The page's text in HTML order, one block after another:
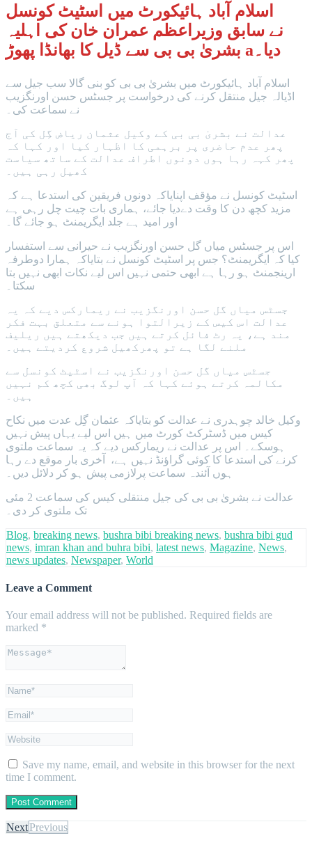
اسلام آباد ہائیکورٹ میں اسٹیٹ کونسل
نے سابق وزیراعظم عمران خان کی اہلیہ
بشریٰ بی بی سے ڈیل کا بھانڈا پھوڑ aدیا۔
اسلام آباد ہائیکورٹ میں بشریٰ بی بی کو بنی گالا سب جیل سے
اڈیالہ جیل منتقل کرنے کی درخواست پر جسٹس حسن اورنگزیب
نے سماعت کی۔
عدالت نے بشریٰ بی بی کے وکیل عثمان ریاض گِل کی آج
پھر عدم حاضری پر برہمی کا اظہار کیا اور کہا کہ
پھر کہہ رہا ہوں دونوں اطراف عدالت کے ساتھ سیاست
کھیل رہی ہیں۔
اسٹیٹ کونسل نے مؤقف اپنایاکہ دونوں فریقین کی استدعا ہے کہ
مزید کچھ دن کا وقت دےدیا جائے، ہماری بات چیت چل رہی ہے
اور امید ہے جلد ایگریمنٹ ہو جائے گا۔
اس پر جسٹس میاں گل حسن اورنگزیب نے حیرانی سے استفسار
کیا کہ ایگریمنٹ؟ جس پر اسٹیٹ کونسل نے بتایاکہ ہمارا دوطرفہ
ارینجمنٹ ہو رہا ہے ابھی حتمی نہیں اس لیے نکات ابھی نہیں بتا
سکتا۔
جسٹس میاں گل حسن اورنگزیب نے ریمارکس دیے کہ یہ
عدالت اس کیس کے زیرالتوا ہونے سے متعلق بہت فکر
مند ہے، یہ رٹ فائل کرتے ہیں جب دیکھتے ہیں ریلیف
ملنے لگا ہے تو پھرکھیل شروع کردیتے ہیں۔
جسٹس میاں گل حسن اورنگزیب نے اسٹیٹ کونسل سے
مکالمہ کرتے ہوئے کہا کہ آپ لوگ بھی کچھ کم نہیں
ہیں۔
وکیل خالد چوہدری نے عدالت کو بتایاکہ عثمان گِل عدت میں نکاح
کیس میں ڈسٹرکٹ کورٹ میں ہیں اس لیے یہاں پیش نہیں
ہوسکے۔ اس پر عدالت نے ریمارکس دیے کہ یہ سماعت ملتوی
کرنے کی استدعا کا کوئی گراؤنڈ نہیں ہے، آخری بار موقع دے رہا
ہوں آئندہ سماعت پرلازمی پیش ہو کر دلائل دیں۔
عدالت نے بشریٰ بی بی کی جیل منتقلی کیس کی سماعت 2 مئی
تک ملتوی کر دی۔
Blog, breaking news, bushra bibi breaking news, bushra bibi gud
news, imran khan and buhra bibi, latest news, Magazine, News,
news updates, Newspaper, World
Leave a Comment
Your email address will not be published. Required fields are
marked *
Save my name, email, and website in this browser for the next
time I comment.
NextPrevious